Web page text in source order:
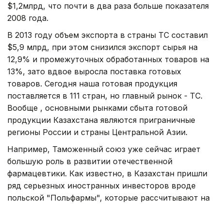
$1,2млрд, что почти в два раза больше показателя
2008 года.
В 2013 году объем экспорта в страны ТС составил
$5,9 млрд, при этом снизился экспорт сырья на
12,9% и промежуточных обработанных товаров на
13%, зато вдвое выросла поставка готовых
товаров. Сегодня наша готовая продукция
поставляется в 111 стран, но главный рынок - ТС.
Вообще , основными рынками сбыта готовой
продукции Казахстана являются приграничные
регионы России и страны Центральной Азии.
Например, Таможенный союз уже сейчас играет
большую роль в развитии отечественной
фармацевтики. Как известно, в Казахстан пришли
ряд серьезных иностранных инвесторов вроде
польской "Польфармы", которые рассчитывают на